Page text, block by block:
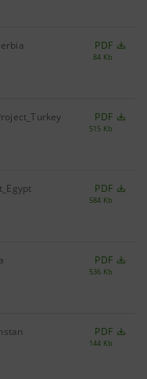
PDF
84 Kb
PDF
515 Kb
PDF
584 Kb
PDF
536 Kb
PDF
144 Kb